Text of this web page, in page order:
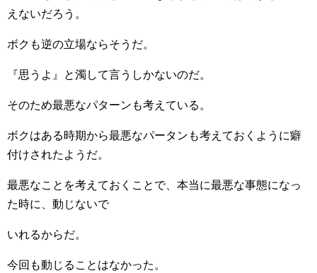
えないだろう。
ボクも逆の立場ならそうだ。
『思うよ』と濁して言うしかないのだ。
そのため最悪なパターンも考えている。
ボクはある時期から最悪なパータンも考えておくように癖
付けされたようだ。
最悪なことを考えておくことで、本当に最悪な事態になっ
た時に、動じないで
いれるからだ。
今回も動じることはなかった。